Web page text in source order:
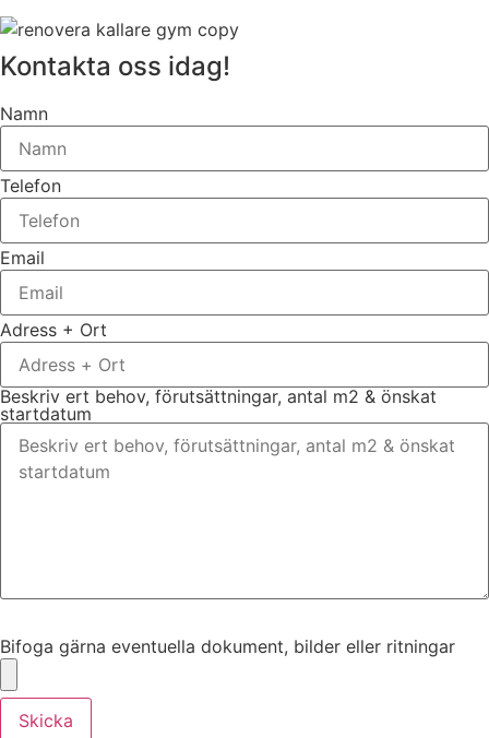
Kontakta oss idag!
Namn
Telefon
Email
Adress + Ort
Beskriv ert behov, förutsättningar, antal m2 & önskat
startdatum
Bifoga gärna eventuella dokument, bilder eller ritningar
Skicka